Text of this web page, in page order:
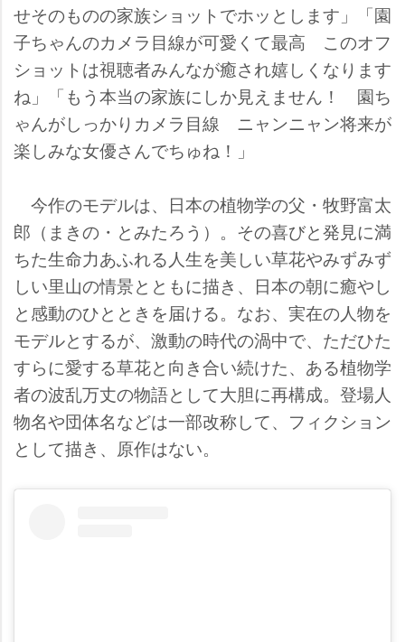
せそのものの家族ショットでホッとします」「園
子ちゃんのカメラ目線が可愛くて最高 このオフ
ショットは視聴者みんなが癒され嬉しくなります
ね」「もう本当の家族にしか見えません！ 園ち
ゃんがしっかりカメラ目線 ニャンニャン将来が
楽しみな女優さんでちゅね！」
今作のモデルは、日本の植物学の父・牧野富太
郎（まきの・とみたろう）。その喜びと発見に満
ちた生命力あふれる人生を美しい草花やみずみず
しい里山の情景とともに描き、日本の朝に癒やし
と感動のひとときを届ける。なお、実在の人物を
モデルとするが、激動の時代の渦中で、ただひた
すらに愛する草花と向き合い続けた、ある植物学
者の波乱万丈の物語として大胆に再構成。登場人
物名や団体名などは一部改称して、フィクション
として描き、原作はない。